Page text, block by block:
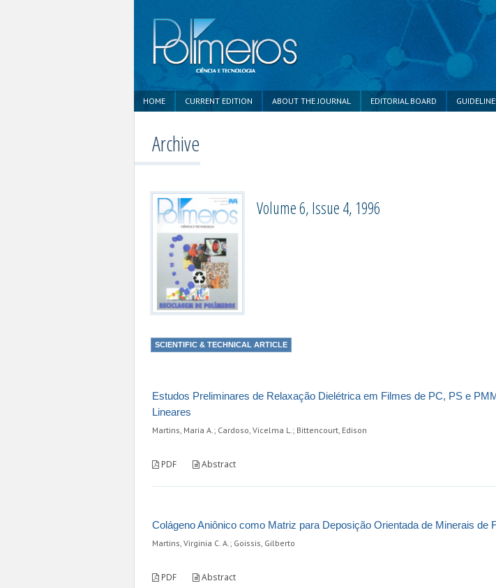
HOME CURRENT EDITION ABOUT THE JOURNAL EDITORIAL BOARD
Archive
Volume 6, Issue 4, 1996
SCIENTIFIC & TECHNICAL ARTICLE
Estudos Preliminares de Relaxação Dielétrica em Filmes de PC, PS e
Lineares
Martins, Maria A.; Cardoso, Vicelma L.; Bittencourt, Edison
PDF Abstract
Colágeno Aniônico como Matriz para Deposição Orientada de Minerais de
Martins, Virginia C. A.; Goissis, Gilberto
PDF Abstract